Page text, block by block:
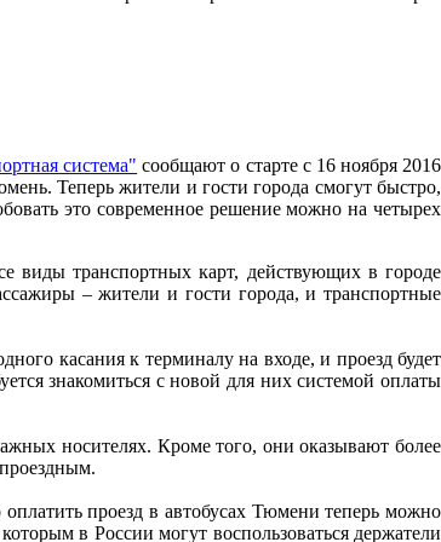
система" сообщают о старте c 16 ноября 2016
Теперь жители и гости города смогут быстро,
это современное решение можно на четырех
виды транспортных карт, действующих в городе
– жители и гости города, и транспортные
касания к терминалу на входе, и проезд будет
знакомиться с новой для них системой оплаты
носителях. Кроме того, они оказывают более
проезд в автобусах Тюмени теперь можно
в России могут воспользоваться держатели